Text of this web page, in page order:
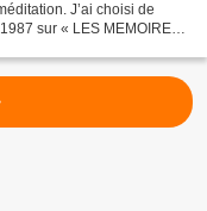
J’ai choisi de
sur « LES MEMOIRES